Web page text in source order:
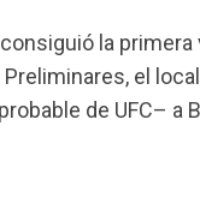
la primera
el
de UFC– a